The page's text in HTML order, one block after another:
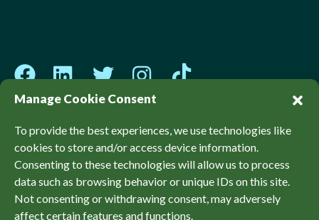
Manage Cookie Consent
To provide the best experiences, we use technologies like
cookies to store and/or access device information.
Consenting to these technologies will allow us to process
data such as browsing behavior or unique IDs on this site.
Not consenting or withdrawing consent, may adversely
affect certain features and functions.
© Sierra Club Canada, 2026. Tous les droits sont
réservés.
Politiques Accessibilité Confidentialité